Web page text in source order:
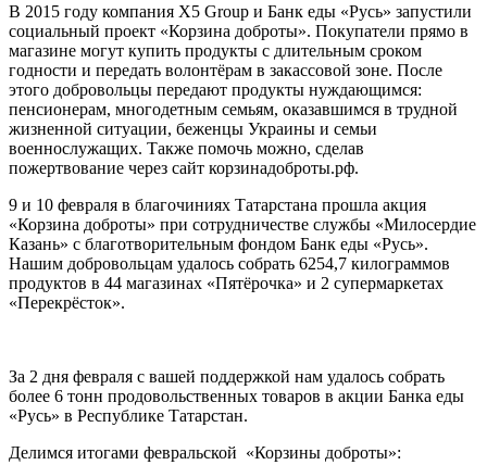
В 2015 году компания X5 Group и Банк еды «Русь» запустили
социальный проект «Корзина доброты». Покупатели прямо в
магазине могут купить продукты с длительным сроком
годности и передать волонтёрам в закассовой зоне. После
этого добровольцы передают продукты нуждающимся:
пенсионерам, многодетным семьям, оказавшимся в трудной
жизненной ситуации, беженцы Украины и семьи
военнослужащих. Также помочь можно, сделав
пожертвование через сайт корзинадоброты.рф.
9 и 10 февраля в благочиниях Татарстана прошла акция
«Корзина доброты» при сотрудничестве службы «Милосердие
Казань» с благотворительным фондом Банк еды «Русь».
Нашим добровольцам удалось собрать 6254,7 килограммов
продуктов в 44 магазинах «Пятёрочка» и 2 супермаркетах
«Перекрёсток».
За 2 дня февраля с вашей поддержкой нам удалось собрать
более 6 тонн продовольственных товаров в акции Банка еды
«Русь» в Республике Татарстан.
Делимся итогами февральской «Корзины доброты»: